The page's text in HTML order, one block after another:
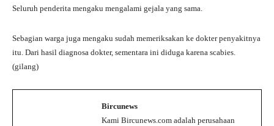
Seluruh penderita mengaku mengalami gejala yang sama.
Sebagian warga juga mengaku sudah memeriksakan ke dokter penyakitnya
itu. Dari hasil diagnosa dokter, sementara ini diduga karena scabies.
(gilang)
Bircunews
Kami Bircunews.com adalah perusahaan